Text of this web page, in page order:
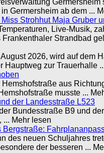
Germersheim ab dem ...
Strohhut Maja Gruber
Live-Musik,
Strandbad
2026, wird auf
zur Trauerhalle
aus
musste ...
der Landesstraße L523
Bundesstraße B9 und
... Mehr lesen
des neuen Schuljahres
der besseren ...